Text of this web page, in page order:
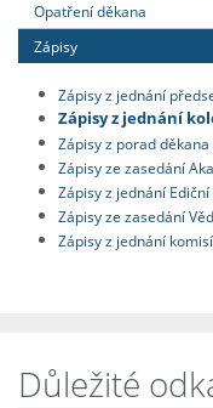
Opatření děkana
Zápisy
Zápisy z jednání
Zápisy z jednání
Zápisy z porad
Zápisy ze zasedání
Zápisy z jednání
Zápisy ze zasedání
Zápisy z jednání
Důležité